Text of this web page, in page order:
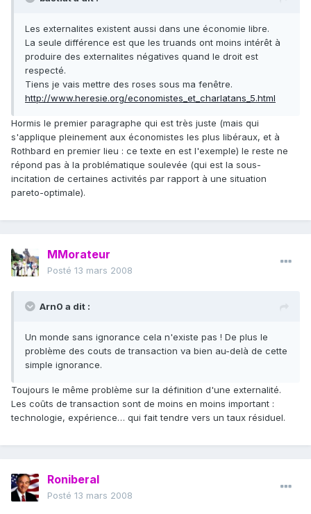
Les externalites existent aussi dans une économie libre.
La seule différence est que les truands ont moins intérêt à
produire des externalites négatives quand le droit est
respecté.
Tiens je vais mettre des roses sous ma fenêtre.
http://www.heresie.org/economistes_et_charlatans_5.html
Hormis le premier paragraphe qui est très juste (mais qui
s'applique pleinement aux économistes les plus libéraux, et à
Rothbard en premier lieu : ce texte en est l'exemple) le reste ne
répond pas à la problématique soulevée (qui est la sous-
incitation de certaines activités par rapport à une situation
pareto-optimale).
MMorateur
Posté 13 mars 2008
Arn0 a dit :
Un monde sans ignorance cela n'existe pas ! De plus le
problème des couts de transaction va bien au-delà de cette
simple ignorance.
Toujours le même problème sur la définition d'une externalité.
Les coûts de transaction sont de moins en moins important :
technologie, expérience… qui fait tendre vers un taux résiduel.
Roniberal
Posté 13 mars 2008